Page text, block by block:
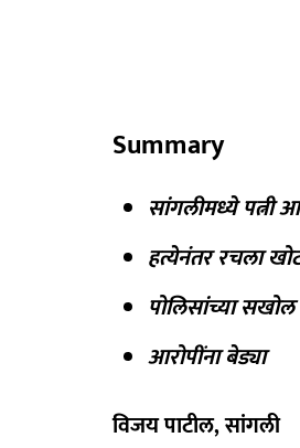
Summary
सांगलीमध्ये पत्नी
हत्येनंतर रचला
पोलिसांच्या
आरोपींना बेड्या
विजय पाटील, सांगली